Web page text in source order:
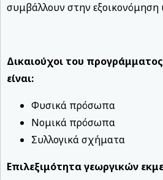
συμβάλλουν στην εξοικονόμηση
Δικαιούχοι του
είναι:
Φυσικά πρόσωπα
Νομικά πρόσωπα
Συλλογικά σχήματα
Επιλεξιμότητα γεωργικών